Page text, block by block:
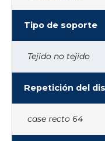
Tipo de soporte
Tejido no tejido
Repetición del
case recto 64